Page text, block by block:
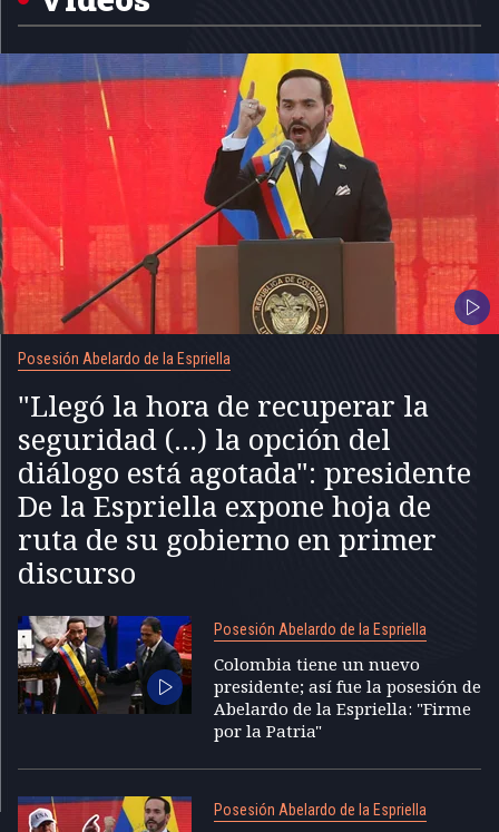
Posesión Abelardo de la Espriella
"Llegó la hora de recuperar la
seguridad (...) la opción del
diálogo está agotada": presidente
De la Espriella expone hoja de
ruta de su gobierno en primer
discurso
Posesión Abelardo de la Espriella
Colombia tiene un nuevo
presidente; así fue la posesión de
Abelardo de la Espriella: "Firme
por la Patria"
Posesión Abelardo de la Espriella